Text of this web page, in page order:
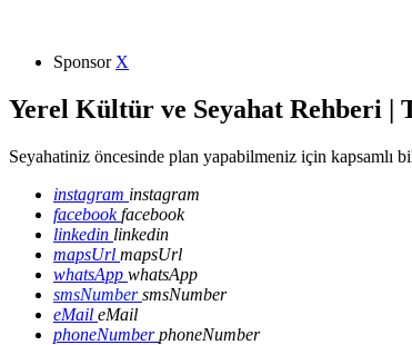
Sponsor X
Yerel Kültür ve Seyahat Rehberi |
Seyahatiniz öncesinde plan yapabilmeniz için kapsamlı
instagram instagram
facebookfacebook
linkedin linkedin
mapsUrl mapsUrl
whatsApp whatsApp
smsNumbersmsNumber
eMail eMail
phoneNumberphoneNumber